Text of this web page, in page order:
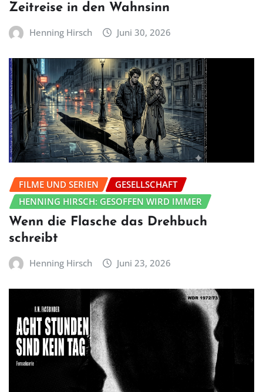
Zeitreise in den Wahnsinn
Henning Hirsch Juni 30, 2026
FILME UND SERIEN
GESELLSCHAFT
HENNING HIRSCH: GESOFFEN WIRD IMMER
Wenn die Flasche das Drehbuch
schreibt
Henning Hirsch Juni 23, 2026